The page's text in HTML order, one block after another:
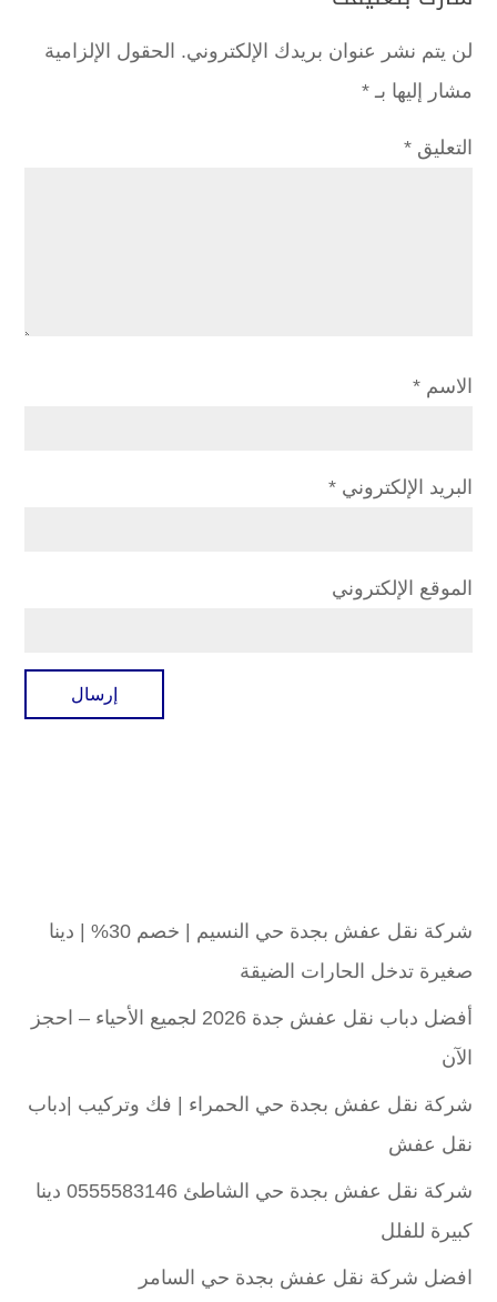
لن يتم نشر عنوان بريدك الإلكتروني. الحقول الإلزامية
مشار إليها بـ *
التعليق *
الاسم *
البريد الإلكتروني *
الموقع الإلكتروني
شركة نقل عفش بجدة حي النسيم | خصم 30% | دينا
صغيرة تدخل الحارات الضيقة
أفضل دباب نقل عفش جدة 2026 لجميع الأحياء – احجز
الآن
شركة نقل عفش بجدة حي الحمراء | فك وتركيب |دباب
نقل عفش
شركة نقل عفش بجدة حي الشاطئ 0555583146 دينا
كبيرة للفلل
افضل شركة نقل عفش بجدة حي السامر